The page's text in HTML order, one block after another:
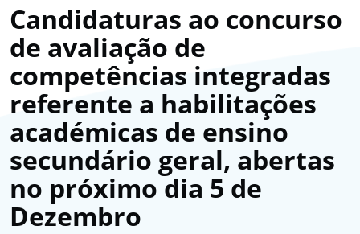
Candidaturas ao concurso
de avaliação de
competências integradas
referente a habilitações
académicas de ensino
secundário geral, abertas
no próximo dia 5 de
Dezembro